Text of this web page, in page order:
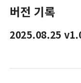
버전 기록
2025.08.25